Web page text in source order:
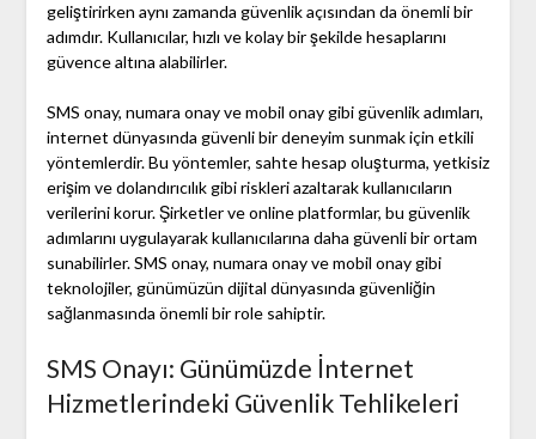
geliştirirken aynı zamanda güvenlik açısından da önemli bir
adımdır. Kullanıcılar, hızlı ve kolay bir şekilde hesaplarını
güvence altına alabilirler.
SMS onay, numara onay ve mobil onay gibi güvenlik adımları,
internet dünyasında güvenli bir deneyim sunmak için etkili
yöntemlerdir. Bu yöntemler, sahte hesap oluşturma, yetkisiz
erişim ve dolandırıcılık gibi riskleri azaltarak kullanıcıların
verilerini korur. Şirketler ve online platformlar, bu güvenlik
adımlarını uygulayarak kullanıcılarına daha güvenli bir ortam
sunabilirler. SMS onay, numara onay ve mobil onay gibi
teknolojiler, günümüzün dijital dünyasında güvenliğin
sağlanmasında önemli bir role sahiptir.
SMS Onayı: Günümüzde İnternet
Hizmetlerindeki Güvenlik Tehlikeleri